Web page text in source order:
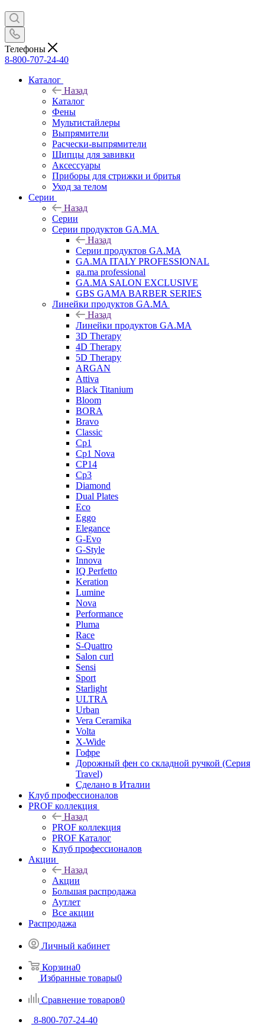
Телефоны
8-800-707-24-40
Каталог
Назад
Каталог
Фены
Мультистайлеры
Выпрямители
Расчески-выпрямители
Щипцы для завивки
Аксессуары
Приборы для стрижки и бритья
Уход за телом
Серии
Назад
Серии
Серии продуктов GA.MA
Назад
Серии продуктов GA.MA
GA.MA ITALY PROFESSIONAL
ga.ma professional
GA.MA SALON EXCLUSIVE
GBS GAMA BARBER SERIES
Линейки продуктов GA.MA
Назад
Линейки продуктов GA.MA
3D Therapy
4D Therapy
5D Therapy
ARGAN
Attiva
Black Titanium
Bloom
BORA
Bravo
Classic
Cp1
Cp1 Nova
CP14
Cp3
Diamond
Dual Plates
Eco
Eggo
Elegance
G-Evo
G-Style
Innova
IQ Perfetto
Keration
Lumine
Nova
Performance
Pluma
Race
S-Quattro
Salon curl
Sensi
Sport
Starlight
ULTRA
Urban
Vera Ceramika
Volta
X-Wide
Гофре
Дорожный фен со складной ручкой (Серия
Travel)
Сделано в Италии
Клуб профессионалов
PROF коллекция
Назад
PROF коллекция
PROF Каталог
Клуб профессионалов
Акции
Назад
Акции
Большая распродажа
Аутлет
Все акции
Распродажа
Личный кабинет
Корзина0
Избранные товары0
Сравнение товаров0
8-800-707-24-40